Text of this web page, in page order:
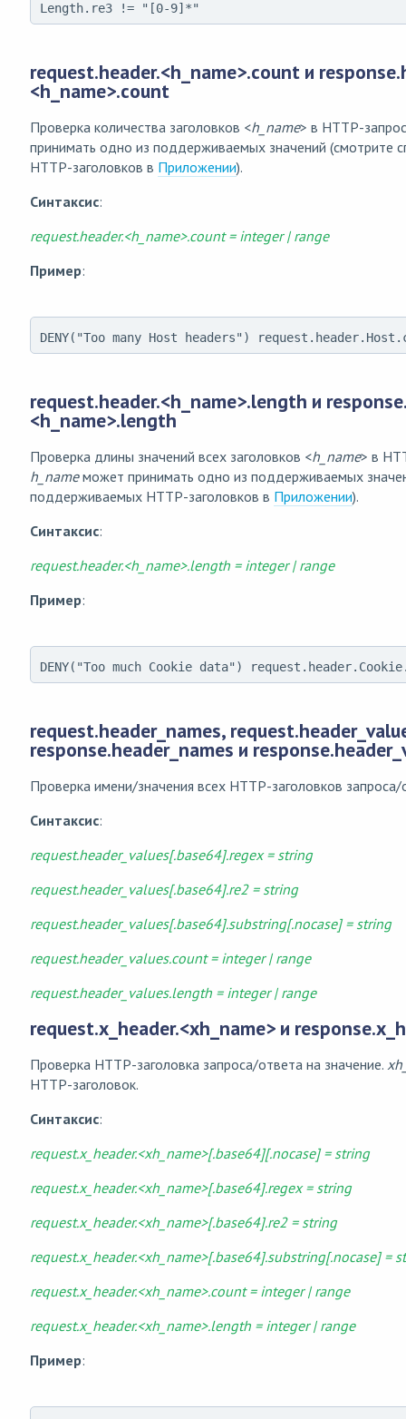
Length.re3 != "[0-9]*"
request.header.<h_name>.count и
<h_name>.count
Проверка количества заголовков <h_name> в HTTP-
принимать одно из поддерживаемых значений (смотрите
HTTP-заголовков в Приложении).
Синтаксис:
request.header.<h_name>.count = integer | range
Пример:
DENY("Too many Host headers")
request.header.<h_name>.length и
<h_name>.length
Проверка длины значений всех заголовков <h_name> в
h_nameможет принимать одно из поддерживаемых
поддерживаемых HTTP-заголовков в Приложении).
Синтаксис:
request.header.<h_name>.length = integer | range
Пример:
DENY("Too much Cookie data")
request.header_names,
response.header_names и
Проверка имени/значения всех HTTP-заголовков запроса/
Синтаксис:
request.header_values[.base64].regex = string
request.header_values[.base64].re2 = string
request.header_values[.base64].substring[.nocase] = string
request.header_values.count = integer | range
request.header_values.length = integer | range
request.x_header.<xh_name> и
Проверка HTTP-заголовка запроса/ответа на значение.
HTTP-заголовок.
Синтаксис:
request.x_header.<xh_name>[.base64][.nocase] = string
request.x_header.<xh_name>[.base64].regex = string
request.x_header.<xh_name>[.base64].re2 = string
request.x_header.<xh_name>[.base64].substring[.nocase] =
request.x_header.<xh_name>.count = integer | range
request.x_header.<xh_name>.length = integer | range
Пример: